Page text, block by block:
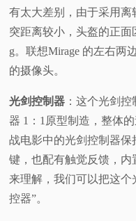
有太大差别，由于采用离
突距离较小，头盔的正
g。联想Mirage 的左右两
的摄像头。
光剑控制器 ：这个光剑
器 1：1原型制造，整体
战电影中的光剑控制器
键，也配有触觉反馈，
来理解，我们可以把这
控器”。